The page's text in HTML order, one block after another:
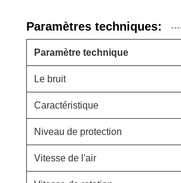
Paramètres techniques:
Paramètre technique
Le bruit
Caractéristique
Niveau de protection
Vitesse de l'air